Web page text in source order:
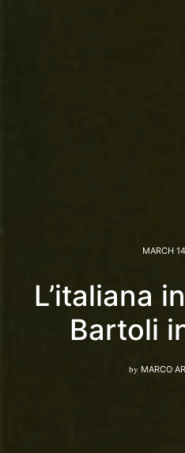
MARCH
L’italiana
Bartoli
by MARCO